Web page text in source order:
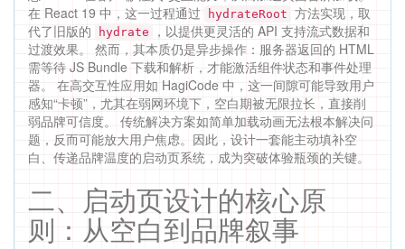
在 React 19 中，这一过程通过
hydrateRoot 方法实现，取
代了旧版的
hydrate
，以提供更灵活的 API 支持流式数据和
过渡效果。 然而，其本质仍是异步操作：服务器返回的 HTML
需等待 JS Bundle 下载和解析，才能激活组件状态和事件处理
器。 在高交互性应用如 HagiCode 中，这一间隙可能导致用户
感知“卡顿”，尤其在弱网环境下，空白期被无限拉长，直接削
弱品牌可信度。 传统解决方案如简单加载动画无法根本解决问
题，反而可能放大用户焦虑。因此，设计一套能主动填补空
白、传递品牌温度的启动页系统，成为突破体验瓶颈的关键。
二、启动页设计的核心原
则：从空白到品牌叙事